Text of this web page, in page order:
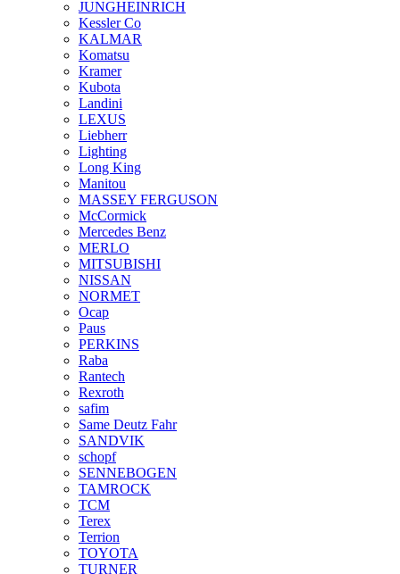
JUNGHEINRICH
Kessler Co
KALMAR
Komatsu
Kramer
Kubota
Landini
LEXUS
Liebherr
Lighting
Long King
Manitou
MASSEY FERGUSON
McCormick
Mercedes Benz
MERLO
MITSUBISHI
NISSAN
NORMET
Ocap
Paus
PERKINS
Raba
Rantech
Rexroth
safim
Same Deutz Fahr
SANDVIK
schopf
SENNEBOGEN
TAMROCK
TCM
Terex
Terrion
TOYOTA
TURNER